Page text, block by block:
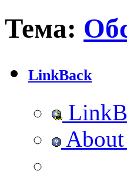
Тема:
LinkBack